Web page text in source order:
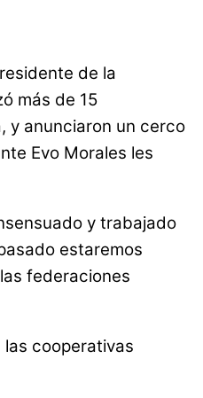
de la
más de 15
y anunciaron un cerco
Evo Morales les
y trabajado
estaremos
federaciones
las cooperativas